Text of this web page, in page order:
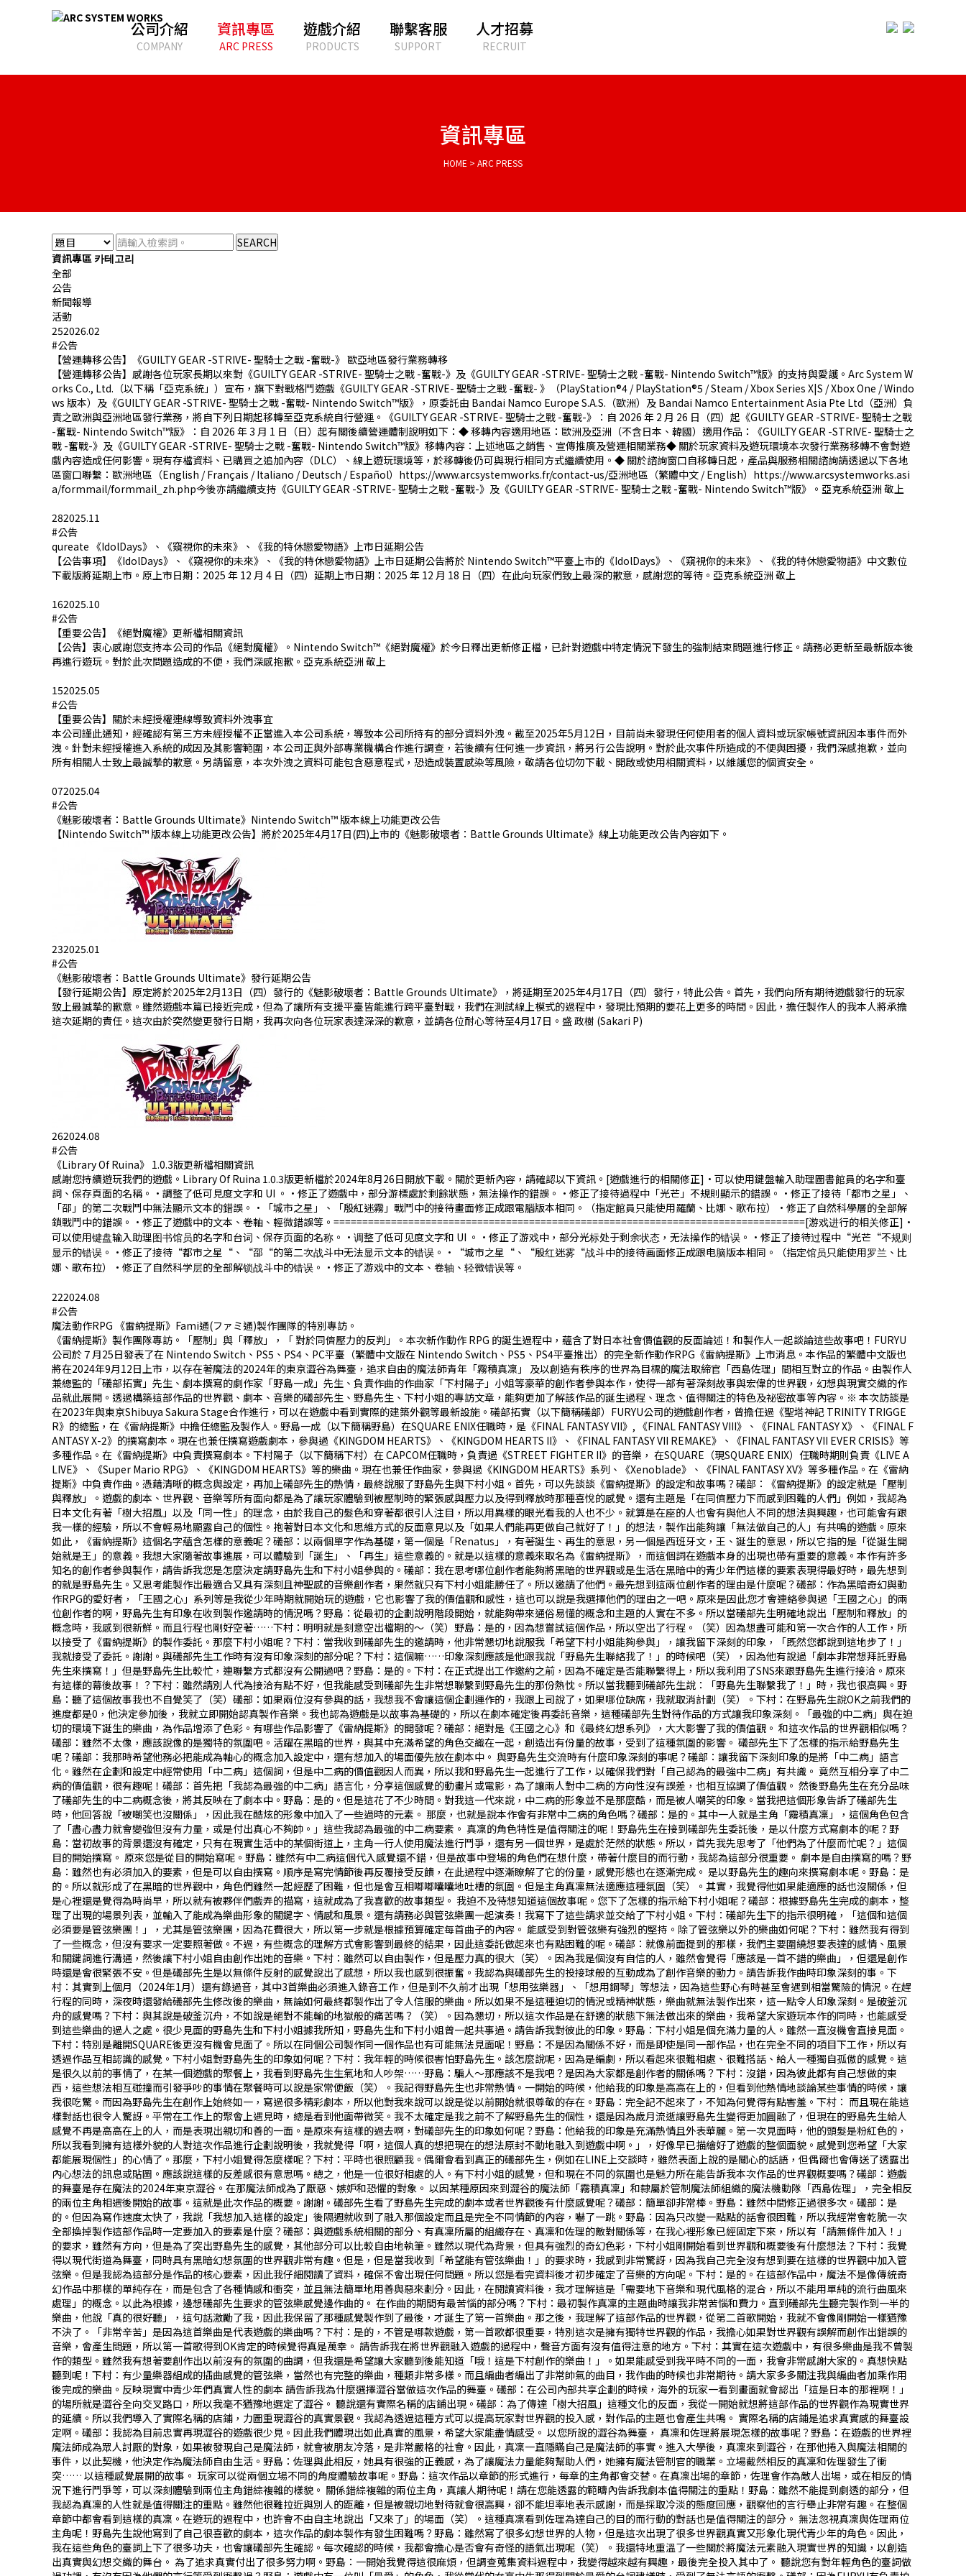
公司介紹
COMPANY
資訊專區
ARC PRESS
遊戲介紹
PRODUCTS
聯繫客服
SUPPORT
人才招募
RECRUIT
資訊專區
HOME > ARC PRESS
SEARCH
資訊專區 카테고리
全部
公告
新聞報導
活動
252026.02
#公告
【營運轉移公告】《GUILTY GEAR -STRIVE- 聖騎士之戰 -奮戰-》 歐亞地區發行業務轉移
【營運轉移公告】感謝各位玩家長期以來對《GUILTY GEAR -STRIVE- 聖騎士之戰 -奮戰-》及《GUILTY GEAR -STRIVE- 聖騎士之戰 -奮戰- Nintendo Switch™版》的支持與愛護。Arc System W
orks Co., Ltd.（以下稱「亞克系統」）宣布，旗下對戰格鬥遊戲《GUILTY GEAR -STRIVE- 聖騎士之戰 -奮戰- 》（PlayStation®4 / PlayStation®5 / Steam / Xbox Series X|S / Xbox One / Windo
ws 版本）及《GUILTY GEAR -STRIVE- 聖騎士之戰 -奮戰- Nintendo Switch™版》，原委託由 Bandai Namco Europe S.A.S.（歐洲）及 Bandai Namco Entertainment Asia Pte Ltd（亞洲）負
責之歐洲與亞洲地區發行業務，將自下列日期起移轉至亞克系統自行營運。《GUILTY GEAR -STRIVE- 聖騎士之戰 -奮戰-》：自 2026 年 2 月 26 日（四）起《GUILTY GEAR -STRIVE- 聖騎士之戰
-奮戰- Nintendo Switch™版》：自 2026 年 3 月 1 日（日）起有關後續營運體制說明如下：◆ 移轉內容適用地區：歐洲及亞洲（不含日本、韓國）適用作品：《GUILTY GEAR -STRIVE- 聖騎士之
戰 -奮戰-》及《GUILTY GEAR -STRIVE- 聖騎士之戰 -奮戰- Nintendo Switch™版》移轉內容：上述地區之銷售、宣傳推廣及營運相關業務◆ 關於玩家資料及遊玩環境本次發行業務移轉不會對遊
戲內容造成任何影響。現有存檔資料、已購買之追加內容（DLC）、線上遊玩環境等，於移轉後仍可與現行相同方式繼續使用。◆ 關於諮詢窗口自移轉日起，產品與服務相關諮詢請透過以下各地
區窗口聯繫：歐洲地區（English / Français / Italiano / Deutsch / Español）https://www.arcsystemworks.fr/contact-us/亞洲地區（繁體中文 / English）https://www.arcsystemworks.asi
a/formmail/formmail_zh.php今後亦請繼續支持《GUILTY GEAR -STRIVE- 聖騎士之戰 -奮戰-》及《GUILTY GEAR -STRIVE- 聖騎士之戰 -奮戰- Nintendo Switch™版》。亞克系統亞洲 敬上
282025.11
#公告
qureate 《IdolDays》、《窺視你的未來》、《我的特休戀愛物語》上市日延期公告
【公告事項】《IdolDays》、《窺視你的未來》、《我的特休戀愛物語》上市日延期公告將於 Nintendo Switch™平臺上市的《IdolDays》、《窺視你的未來》、《我的特休戀愛物語》中文數位
下載版將延期上市。原上市日期：2025 年 12 月 4 日（四）延期上市日期：2025 年 12 月 18 日（四）在此向玩家們致上最深的歉意，感謝您的等待。亞克系統亞洲 敬上
162025.10
#公告
【重要公告】《絕對魔權》更新檔相關資訊
【公告】衷心感謝您支持本公司的作品《絕對魔權》。Nintendo Switch™《絕對魔權》於今日釋出更新修正檔，已針對遊戲中特定情況下發生的強制結束問題進行修正。請務必更新至最新版本後
再進行遊玩。對於此次問題造成的不便，我們深感抱歉。亞克系統亞洲 敬上
152025.05
#公告
【重要公告】關於未經授權連線導致資料外洩事宜
本公司謹此通知，經確認有第三方未經授權不正當進入本公司系統，導致本公司所持有的部分資料外洩。截至2025年5月12日，目前尚未發現任何使用者的個人資料或玩家帳號資訊因本事件而外
洩。針對未經授權進入系統的成因及其影響範圍，本公司正與外部專業機構合作進行調查，若後續有任何進一步資訊，將另行公告說明。對於此次事件所造成的不便與困擾，我們深感抱歉，並向
所有相關人士致上最誠摯的歉意。另請留意，本次外洩之資料可能包含惡意程式，恐造成裝置感染等風險，敬請各位切勿下載、開啟或使用相關資料，以維護您的個資安全。
072025.04
#公告
《魅影破壞者：Battle Grounds Ultimate》Nintendo Switch™ 版本線上功能更改公告
【Nintendo Switch™ 版本線上功能更改公告】將於2025年4月17日(四)上市的《魅影破壞者：Battle Grounds Ultimate》線上功能更改公告內容如下。
232025.01
#公告
《魅影破壞者：Battle Grounds Ultimate》發行延期公告
【發行延期公告】原定將於2025年2月13日（四）發行的《魅影破壞者：Battle Grounds Ultimate》，將延期至2025年4月17日（四）發行，特此公告。首先，我們向所有期待遊戲發行的玩家
致上最誠摯的歉意。雖然遊戲本篇已接近完成，但為了讓所有支援平臺皆能進行跨平臺對戰，我們在測試線上模式的過程中，發現比預期的要花上更多的時間。因此，擔任製作人的我本人將承擔
這次延期的責任。這次由於突然變更發行日期，我再次向各位玩家表達深深的歉意，並請各位耐心等待至4月17日。盛 政樹 (Sakari P)
262024.08
#公告
《Library Of Ruina》 1.0.3版更新檔相關資訊
感謝您持續遊玩我們的遊戲。Library Of Ruina 1.0.3版更新檔於2024年8月26日開放下載。關於更新內容，請確認以下資訊。[遊戲進行的相關修正]·可以使用鍵盤輸入助理圖書館員的名字和臺
詞、保存頁面的名稱。·調整了低可見度文字和 UI 。·修正了遊戲中，部分游標處於剩餘狀態，無法操作的錯誤。·修正了接待過程中「光芒」不規則顯示的錯誤。·修正了接待「都市之星」、
「邵」的第二次戰鬥中無法顯示文本的錯誤。·「城市之星」、「殷紅迷霧」戰鬥中的接待畫面修正成跟電腦版本相同。（指定館員只能使用羅蘭、比娜、歌布拉）·修正了自然科學層的全部解
鎖戰鬥中的錯誤。·修正了遊戲中的文本、卷軸、輕微錯誤等。==================================================================================[游戏进行的相关修正]·
可以使用键盘输入助理图书馆员的名字和台词、保存页面的名称。·调整了低可见度文字和 UI 。·修正了游戏中，部分光标处于剩余状态，无法操作的错误。·修正了接待过程中“光芒“不规则
显示的错误。·修正了接待“都市之星“、“邵“的第二次战斗中无法显示文本的错误。·“城市之星“、“殷红迷雾“战斗中的接待画面修正成跟电脑版本相同。（指定馆员只能使用罗兰、比
娜、歌布拉）·修正了自然科学层的全部解锁战斗中的错误。·修正了游戏中的文本、卷轴、轻微错误等。
222024.08
#公告
魔法動作RPG 《雷納提斯》Fami通(ファミ通)製作團隊的特別專訪。
《雷納提斯》製作團隊專訪。「壓制」與「釋放」，「 對於同儕壓力的反判」。本次新作動作 RPG 的誕生過程中，蘊含了對日本社會價值觀的反面論述！和製作人一起談論這些故事吧！FURYU
公司於７月25日發表了在 Nintendo Switch、PS5、PS4、PC平臺（繁體中文版在 Nintendo Switch、PS5、PS4平臺推出）的完全新作動作RPG《雷納提斯》上市消息。本作品的繁體中文版也
將在2024年9月12日上市，以存在著魔法的2024年的東京澀谷為舞臺，追求自由的魔法師青年「霧積真凜」 及以創造有秩序的世界為目標的魔法取締官「西島佐理」間相互對立的作品。由製作人
兼總監的「礒部拓實」先生、劇本撰寫的劇作家「野島一成」先生、負責作曲的作曲家「下村陽子」小姐等豪華的創作者參與本作，使得一部有著深刻故事與宏偉的世界觀，幻想與現實交織的作
品就此展開。透過構築這部作品的世界觀、劇本、音樂的礒部先生、野島先生、下村小姐的專訪文章，能夠更加了解該作品的誕生過程、理念、值得關注的特色及祕密故事等內容。※ 本次訪談是
在2023年與東京Shibuya Sakura Stage合作進行，可以在遊戲中看到實際的建築外觀等最新設施。礒部拓實（以下簡稱礒部）FURYU公司的遊戲創作者，曾擔任過《聖塔神記 TRINITY TRIGGE
R》的總監，在《雷納提斯》中擔任總監及製作人。野島一成（以下簡稱野島）在SQUARE ENIX任職時，是《FINAL FANTASY VII》, 《FINAL FANTASY VIII》、《FINAL FANTASY X》、《FINAL F
ANTASY X-2》的撰寫劇本。現在也兼任撰寫遊戲劇本，參與過《KINGDOM HEARTS》、《KINGDOM HEARTS II》、《FINAL FANTASY VII REMAKE》、《FINAL FANTASY VII EVER CRISIS》等
多種作品。在《雷納提斯》中負責撰寫劇本。下村陽子（以下簡稱下村）在 CAPCOM任職時，負責過《STREET FIGHTER II》的音樂， 在SQUARE（現SQUARE ENIX）任職時期則負責《LIVE A
LIVE》、《Super Mario RPG》、《KINGDOM HEARTS》等的樂曲。現在也兼任作曲家，參與過《KINGDOM HEARTS》系列、《Xenoblade》、《FINAL FANTASY XV》等多種作品。在《雷納
提斯》中負責作曲。憑藉清晰的概念與設定，再加上礒部先生的熱情，最終說服了野島先生與下村小姐。――首先，可以先談談《雷納提斯》的設定和故事嗎？礒部：《雷納提斯》的設定就是「壓制
與釋放」。遊戲的劇本、世界觀、音樂等所有面向都是為了讓玩家體驗到被壓制時的緊張感與壓力以及得到釋放時那種喜悅的感覺。還有主題是「在同儕壓力下而感到困難的人們」例如，我認為
日本文化有著「樹大招風」以及「同一性」的理念，由於我自己的髮色和穿著都很引人注目，所以用異樣的眼光看我的人也不少。就算是在座的人也會有與他人不同的想法與興趣，也可能會有跟
我一樣的經驗，所以不會輕易地顯露自己的個性。抱著對日本文化和思維方式的反面意見以及「如果人們能再更做自己就好了！」的想法，製作出能夠讓「無法做自己的人」有共鳴的遊戲。――原來
如此，《雷納提斯》這個名字蘊含怎樣的意義呢？礒部：以兩個單字作為基礎，第一個是「Renatus」，有著誕生、再生的意思，另一個是西班牙文，王、誕生的意思，所以它指的是「從誕生開
始就是王」的意義。我想大家隨著故事進展，可以體驗到「誕生」、「再生」這些意義的。就是以這樣的意義來取名為《雷納提斯》，而這個詞在遊戲本身的出現也帶有重要的意義。――本作有許多
知名的創作者參與製作，請告訴我您是怎麼決定請野島先生和下村小姐參與的。礒部：我在思考哪位創作者能夠將黑暗的世界觀或是生活在黑暗中的青少年們這樣的要素表現得最好時，最先想到
的就是野島先生。又思考能製作出最適合又具有深刻且神聖感的音樂創作者，果然就只有下村小姐能勝任了。所以邀請了他們。――最先想到這兩位創作者的理由是什麼呢？礒部：作為黑暗奇幻與動
作RPG的愛好者，「王國之心」系列等是我從少年時期就開始玩的遊戲，它也影響了我的價值觀和感性，這也可以說是我選擇他們的理由之一吧。――原來是因此您才會連絡參與過「王國之心」的兩
位創作者的啊，野島先生有印象在收到製作邀請時的情況嗎？野島：從最初的企劃說明階段開始，就能夠帶來通俗易懂的概念和主題的人實在不多。所以當礒部先生明確地說出「壓制和釋放」的
概念時，我感到很新鮮。而且行程也剛好空著……下村：明明就是刻意空出檔期的～（笑）野島：是的，因為想嘗試這個作品，所以空出了行程。（笑）因為想盡可能和第一次合作的人工作，所
以接受了《雷納提斯》的製作委託。――那麼下村小姐呢？下村：當我收到礒部先生的邀請時，他非常懇切地說服我「希望下村小姐能夠參與」，讓我留下深刻的印象，「既然您都說到這地步了！」
我就接受了委託。――謝謝。與礒部先生工作時有沒有印象深刻的部分呢？下村：這個嘛……印象深刻應該是他跟我說「野島先生聯絡我了！」的時候吧（笑），因為他有說過「劇本非常想拜託野島
先生來撰寫！」但是野島先生比較忙，連聯繫方式都沒有公開過吧？野島：是的。下村：在正式提出工作邀約之前，因為不確定是否能聯繫得上，所以我利用了SNS來跟野島先生進行接洽。――原來
有這樣的幕後故事！？下村：雖然請別人代為接洽有點不好，但我能感受到礒部先生非常想聯繫到野島先生的那份熱忱。所以當我聽到礒部先生說：「野島先生聯繫我了！」時，我也很高興。野
島：聽了這個故事我也不自覺笑了（笑）礒部：如果兩位沒有參與的話，我想我不會讓這個企劃運作的，我跟上司說了，如果哪位缺席，我就取消計劃（笑）。下村：在野島先生說OK之前我們的
進度都是0，他決定參加後，我就立即開始認真製作音樂。我也認為遊戲是以故事為基礎的，所以在劇本確定後再委託音樂，這種礒部先生對待作品的方式讓我印象深刻。「最強的中二病」與在迫
切的環境下誕生的樂曲，為作品增添了色彩。――有哪些作品影響了《雷納提斯》的開發呢？礒部：絕對是《王國之心》和《最終幻想系列》，大大影響了我的價值觀。―― 和這次作品的世界觀相似嗎？
礒部：雖然不太像，應該說像的是獨特的氛圍吧。活躍在黑暗的世界，與其中充滿希望的角色交織在一起，創造出有份量的故事，受到了這種氛圍的影響。―― 礒部先生下了怎樣的指示給野島先生
呢？礒部：我那時希望他務必把能成為軸心的概念加入設定中，還有想加入的場面優先放在劇本中。―― 與野島先生交流時有什麼印象深刻的事呢？礒部：讓我留下深刻印象的是將「中二病」語言
化。雖然在企劃和設定中經常使用「中二病」這個詞，但是中二病的價值觀因人而異，所以我和野島先生一起進行了工作，以確保我們對「自己認為的最強中二病」有共識。―― 竟然互相分享了中二
病的價值觀，很有趣呢！礒部：首先把「我認為最強的中二病」語言化，分享這個感覺的動畫片或電影，為了讓兩人對中二病的方向性沒有誤差，也相互協調了價值觀。―― 然後野島先生在充分品味
了礒部先生的中二病概念後，將其反映在了劇本中。野島：是的。但是這花了不少時間。對我這一代來說，中二病的形象並不是那麼酷，而是被人嘲笑的印象。當我把這個形象告訴了礒部先生
時，他回答說「被嘲笑也沒關係」，因此我在酷炫的形象中加入了一些過時的元素。―― 那麼，也就是說本作會有非常中二病的角色嗎？礒部：是的。其中一人就是主角「霧積真凜」，這個角色包含
了「盡心盡力就會變強但沒有力量，或是付出真心不夠帥。」這些我認為最強的中二病要素。―― 真凜的角色特性是值得關注的呢！野島先生在接到礒部先生委託後，是以什麼方式寫劇本的呢？野
島：當初故事的背景還沒有確定，只有在現實生活中的某個街道上，主角一行人使用魔法進行鬥爭，還有另一個世界，是處於茫然的狀態。所以，首先我先思考了「他們為了什麼而忙呢？」這個
目的開始撰寫。―― 原來您是從目的開始寫呢。野島：雖然有中二病這個代入感覺還不錯，但是故事中登場的角色們在想什麼，帶著什麼目的而行動，我認為這部分很重要。―― 劇本是自由撰寫的嗎？野
島：雖然也有必須加入的要素，但是可以自由撰寫。順序是寫完情節後再反覆接受反饋，在此過程中逐漸瞭解了它的份量，感覺形態也在逐漸完成。―― 是以野島先生的趣向來撰寫劇本呢。野島：是
的。所以就形成了在黑暗的世界觀中，角色們雖然一起經歷了困難，但也是會互相嘟嘟囔囔地吐槽的氛圍。但是主角真凜無法適應這種氛圍（笑）。其實，我覺得他如果能適應的話也沒關係，但
是心裡還是覺得為時尚早，所以就有被夥伴們戲弄的描寫，這就成為了我喜歡的故事類型。―― 我迫不及待想知道這個故事呢。您下了怎樣的指示給下村小姐呢？礒部：根據野島先生完成的劇本，整
理了出現的場景列表，並輸入了能成為樂曲形象的關鍵字、情感和風景。還有請務必與管弦樂團一起演奏！我寫下了這些請求並交給了下村小姐。下村：礒部先生下的指示很明確，「這個和這個
必須要是管弦樂團！」，尤其是管弦樂團，因為花費很大，所以第一步就是根據預算確定每首曲子的內容。―― 能感受到對管弦樂有強烈的堅持。除了管弦樂以外的樂曲如何呢？下村：雖然我有得到
了一些概念，但沒有要求一定要照著做。不過，有些概念的理解方式會影響到最終的結果，因此這委託做起來也有點困難的呢。礒部：就像前面提到的那樣，我們主要圍繞想要表達的感情、風景
和關鍵詞進行溝通，然後讓下村小姐自由創作出她的音樂。下村：雖然可以自由製作，但是壓力真的很大（笑）。因為我是個沒有自信的人，雖然會覺得「應該是一首不錯的樂曲」，但還是創作
時還是會很緊張不安。但是礒部先生是以無條件反射的感覺說出了感想，所以我也感到很振奮。我認為與礒部先生的投接球般的互動成為了創作音樂的動力。――請告訴我作曲時印象深刻的事。下
村：其實到上個月（2024年1月）還有錄過音，其中3首樂曲必須進入錄音工作，但是到不久前才出現「想用弦樂器」、「想用鋼琴」等想法，因為這些野心有時甚至會遇到相當驚險的情況。在趕
行程的同時，深夜時還發給礒部先生修改後的樂曲，無論如何最終都製作出了令人信服的樂曲。所以如果不是這種迫切的情況或精神狀態，樂曲就無法製作出來，這一點令人印象深刻。――是破釜沉
舟的感覺嗎？下村：與其說是破釜沉舟，不如說是絕對不能輸的地獄般的痛苦嗎？（笑）。因為懇切，所以這次作品是在舒適的狀態下無法做出來的樂曲，我希望大家遊玩本作的同時，也能感受
到這些樂曲的過人之處。很少見面的野島先生和下村小姐――據我所知，野島先生和下村小姐曾一起共事過。請告訴我對彼此的印象。野島：下村小姐是個充滿力量的人。雖然一直沒機會直接見面。
下村：特別是離開SQUARE後更沒有機會見面了。――所以在同個公司製作同一個作品也有可能無法見面呢！野島：不是因為關係不好，而是即使是同一部作品，也在完全不同的項目下工作，所以有
透過作品互相認識的感覺。――下村小姐對野島先生的印象如何呢？下村：我年輕的時候很害怕野島先生。該怎麼說呢，因為是編劇，所以看起來很難相處、很難搭話、給人一種獨自孤傲的感覺。這
是很久以前的事情了，在某一個遊戲的聚餐上，我看到野島先生生氣地和人吵架……野島：騙人～那應該不是我吧？――是因為大家都是創作者的關係嗎？下村：沒錯，因為彼此都有自己想做的東
西，這些想法相互碰撞而引發爭吵的事情在聚餐時可以說是家常便飯（笑）。我記得野島先生也非常熱情。一開始的時候，他給我的印象是高高在上的，但看到他熱情地談論某些事情的時候，讓
我很吃驚。而因為野島先生在創作上始終如一，寫過很多精彩劇本，所以他對我來說可以說是從以前開始就很尊敬的存在。野島：完全記不起來了，不知為何覺得有點害羞。下村： 而且現在能這
樣對話也很令人驚訝。平常在工作上的聚會上遇見時，總是看到他面帶微笑。我不太確定是我之前不了解野島先生的個性，還是因為歲月流逝讓野島先生變得更加圓融了，但現在的野島先生給人
感覺不再是高高在上的人，而是表現出親切和善的一面。――是原來有這樣的過去啊，對礒部先生的印象如何呢？野島：他給我的印象是充滿熱情且外表華麗。第一次見面時，他的頭髮是粉紅色的，
所以我看到擁有這樣外貌的人對這次作品進行企劃說明後，我就覺得「啊，這個人真的想把現在的想法原封不動地融入到遊戲中啊。」，好像早已描繪好了遊戲的整個面貌。――感覺到您希望「大家
都能展現個性」的心情了。那麼，下村小姐覺得怎麼樣呢？下村：平時也很照顧我。偶爾會看到真正的礒部先生，例如在LINE上交談時，雖然表面上說的是關心的話語，但偶爾也會傳送了透露出
內心想法的訊息或貼圖。應該說這樣的反差感很有意思嗎。總之，他是一位很好相處的人。有下村小姐的感覺，但和現在不同的氛圍也是魅力所在――能告訴我本次作品的世界觀概要嗎？礒部：遊戲
的舞臺是存在魔法的2024年東京澀谷。在那魔法師成為了厭惡、嫉妒和恐懼的對象。 以因某種原因來到澀谷的魔法師「霧積真凜」和隸屬於管制魔法師組織的魔法機動隊「西島佐理」，完全相反
的兩位主角相遇後開始的故事。這就是此次作品的概要。――謝謝。礒部先生看了野島先生完成的劇本或者世界觀後有什麼感覺呢？礒部：簡單卻非常棒。野島：雖然中間修正過很多次。礒部：是
的。但因為寫作速度太快了，我說「我想加入這樣的設定」後隔週就收到了融入那個設定而且是完全不同情節的內容，嚇了一跳。野島：因為只改變一點點的話會很困難，所以我經常會乾脆一次
全部換掉――製作這部作品時一定要加入的要素是什麼？礒部：與遊戲系統相關的部分、有真凜所屬的組織存在、真凜和佐理的敵對關係等，在我心裡形象已經固定下來，所以有「請無條件加入！」
的要求，雖然有方向，但是為了突出野島先生的感覺，其他部分可以比較自由地執筆。――雖然以現代為背景，但具有強烈的奇幻色彩，下村小姐剛開始看到世界觀和概要後有什麼想法？下村：我覺
得以現代街道為舞臺，同時具有黑暗幻想氛圍的世界觀非常有趣。但是，但是當我收到「希望能有管弦樂曲！」的要求時，我感到非常驚訝，因為我自己完全沒有想到要在這樣的世界觀中加入管
弦樂。但是我認為這部分是作品的核心要素，因此我仔細閱讀了資料，確保不會出現任何問題。――所以您是看完資料後才初步確定了音樂的方向呢。下村：是的。在這部作品中，魔法不是像傳統奇
幻作品中那樣的單純存在，而是包含了各種情感和衝突，並且無法簡單地用善與惡來劃分。因此，在閱讀資料後，我才理解這是「需要地下音樂和現代風格的混合，所以不能用單純的流行曲風來
處理」的概念。以此為根據，邊想礒部先生要求的管弦樂感覺邊作曲的。―― 在作曲的期間有最苦惱的部分嗎？下村：最初製作真凜的主題曲時讓我非常苦惱和費力。直到礒部先生聽完製作到一半的
樂曲，他說「真的很好聽」，這句話激勵了我，因此我保留了那種感覺製作到了最後，才誕生了第一首樂曲。那之後，我理解了這部作品的世界觀，從第二首歌開始，我就不會像剛開始一樣猶豫
不決了。――「非常辛苦」是因為這首樂曲是代表遊戲的樂曲嗎？下村：是的，不管是哪款遊戲，第一首歌都很重要，特別這次是擁有獨特世界觀的作品，我擔心如果對世界觀有誤解而創作出錯誤的
音樂，會產生問題，所以第一首歌得到OK肯定的時候覺得真是萬幸。―― 請告訴我在將世界觀融入遊戲的過程中，聲音方面有沒有值得注意的地方。下村：其實在這次遊戲中，有很多樂曲是我不曾製
作的類型。雖然我有想著要創作出以前沒有的氛圍的曲調，但我還是希望讓大家聽到後能知道「哦！這是下村創作的樂曲！」。如果能感受到我平時不同的一面，我會非常感謝大家的。――真想快點
聽到呢！下村：有少量樂器組成的插曲感覺的管弦樂，當然也有完整的樂曲，種類非常多樣。而且編曲者編出了非常帥氣的曲目，我作曲的時候也非常期待。請大家多多關注我與編曲者加乘作用
後完成的樂曲。反映現實中青少年們真實人性的劇本―― 請告訴我為什麼選擇澀谷當做這次作品的舞臺。礒部：在公司內部共享企劃的時候，海外的玩家一看到畫面就會認出「這是日本的那裡啊！」
的場所就是澀谷全向交叉路口，所以我毫不猶豫地選定了澀谷。―― 聽說還有實際名稱的店鋪出現。礒部：為了傳達「樹大招風」這種文化的反面，我從一開始就想將這部作品的世界觀作為現實世界
的延續。所以我們導入了實際名稱的店鋪，力圖重現澀谷的真實景觀。我認為透過這種方式可以提高玩家對世界觀的投入感，對作品的主題也會產生共鳴。―― 實際名稱的店鋪是追求真實感的舞臺設
定啊。礒部：我認為目前忠實再現澀谷的遊戲很少見。因此我們體現出如此真實的風景，希望大家能盡情感受。―― 以您所說的澀谷為舞臺， 真凜和佐理將展現怎樣的故事呢？野島：在遊戲的世界裡
魔法師成為眾人討厭的對象，如果被發現自己是魔法師，就會被朋友冷落，是非常嚴格的社會。因此，真凜一直隱瞞自己是魔法師的事實。進入大學後，真凜來到澀谷，在那他捲入與魔法相關的
事件，以此契機，他決定作為魔法師自由生活。野島：佐理與此相反，她具有很強的正義感，為了讓魔法力量能夠幫助人們，她擁有魔法管制官的職業。立場截然相反的真凜和佐理發生了衝
突…… 以這種感覺展開的故事。―― 玩家可以從兩個立場不同的角度體驗故事呢。野島：這次作品以章節的形式進行，每章的主角都會交替。在真凜出場的章節，佐理會作為敵人出場，或在相反的情
況下進行鬥爭等，可以深刻體驗到兩位主角錯綜複雜的樣貌。―― 關係錯綜複雜的兩位主角，真讓人期待呢！請在您能透露的範疇內告訴我劇本值得關注的重點！野島：雖然不能提到劇透的部分，但
我認為真凜的人性就是值得關注的重點。雖然他很難拉近與別人的距離，但是被親切地對待就會很高興，卻不能坦率地表示感謝，而是採取冷淡的態度回應，觀察他的言行舉止非常有趣。在整個
章節中都會看到這樣的真凜。在遊玩的過程中，也許會不由自主地說出「又來了」的場面（笑）。這種真凜看到佐理為達自己的目的而行動的對話也是值得關注的部分。―― 無法忽視真凜與佐理兩位
主角呢！野島先生說他寫到了自己很喜歡的劇本，這次作品的劇本製作有發生困難嗎？野島：雖然寫了很多幻想世界的人物，但是這次出現了很多世界觀真實又形象化現代青少年的角色。因此，
我在這些角色的臺詞上下了很多功夫，也會讓礒部先生確認。每次確認的時候，我都會擔心是否會有奇怪的語氣出現呢（笑）。我還特地重溫了一些關於將魔法元素融入現實世界的知識，以創造
出真實與幻想交織的舞台。―― 為了追求真實付出了很多努力啊。野島：一開始我覺得這很麻煩，但調查蒐集資料過程中，我變得越來越有興趣，最後完全投入其中了。―― 聽說您有對年輕角色的臺詞做